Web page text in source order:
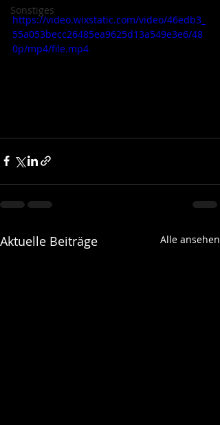
Sonstiges
https://video.wixstatic.com/video/46edb3_
55a053becc26485ea9625d13a549e3e6/48
0p/mp4/file.mp4
Aktuelle Beiträge Alle ansehen